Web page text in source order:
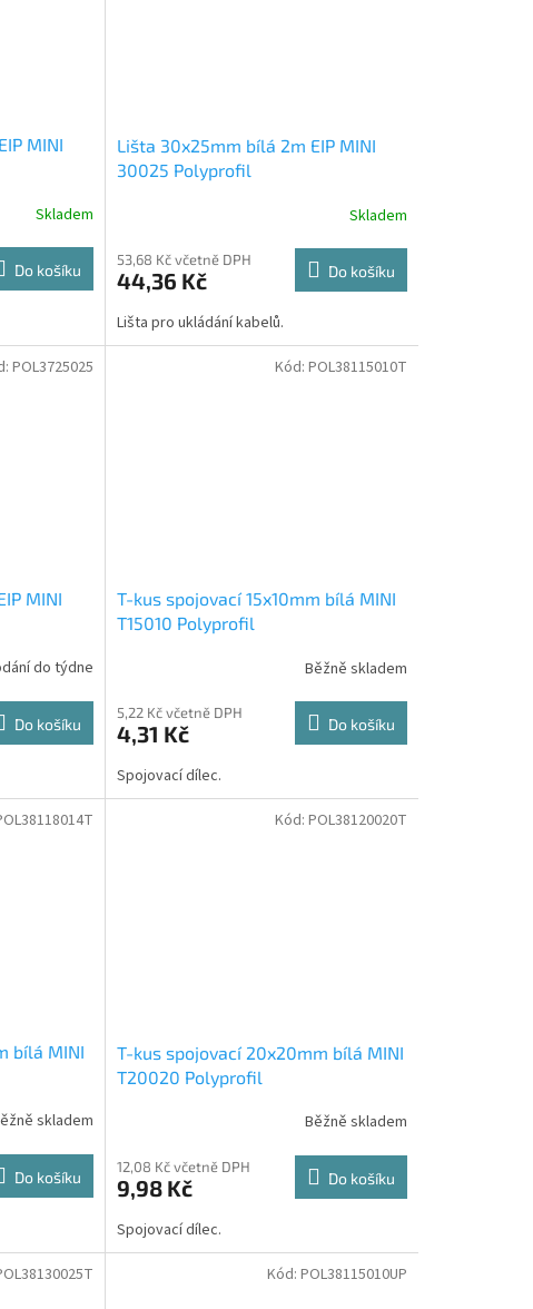
MINI
Skladem
Do košíku
Lišta 30x25mm bílá 2m EIP MINI
30025 Polyprofil
Skladem
53,68 Kč včetně DPH
44,36 Kč Do košíku
Lišta pro ukládání kabelů.
MINI
do týdne
Do košíku
POL3725025
T-kus spojovací 15x10mm bílá MINI
T15010 Polyprofil
Běžně skladem
5,22 Kč včetně DPH
4,31 Kč Do košíku
Spojovací dílec.
Kód: POL38115010T
bílá MINI
skladem
Do košíku
T-kus spojovací 20x20mm bílá MINI
T20020 Polyprofil
Běžně skladem
12,08 Kč včetně DPH
9,98 Kč Do košíku
Spojovací dílec.
Kód: POL38120020T
Kód: POL38115010UP